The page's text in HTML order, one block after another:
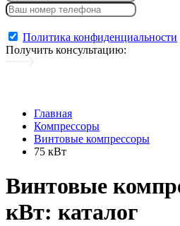
Политика конфиденциальности
Получить консультацию:
Главная
Компрессоры
Винтовые компрессоры
75 кВт
Винтовые
кВт: каталог